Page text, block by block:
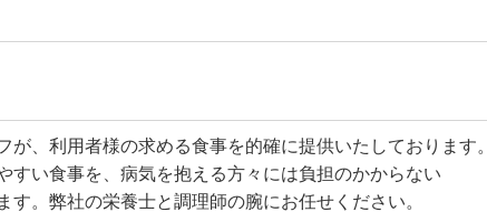
が、利用者様の求める食事を的確に提供いたしております。
すい食事を、病気を抱える方々には負担のかからない
す。弊社の栄養士と調理師の腕にお任せください。